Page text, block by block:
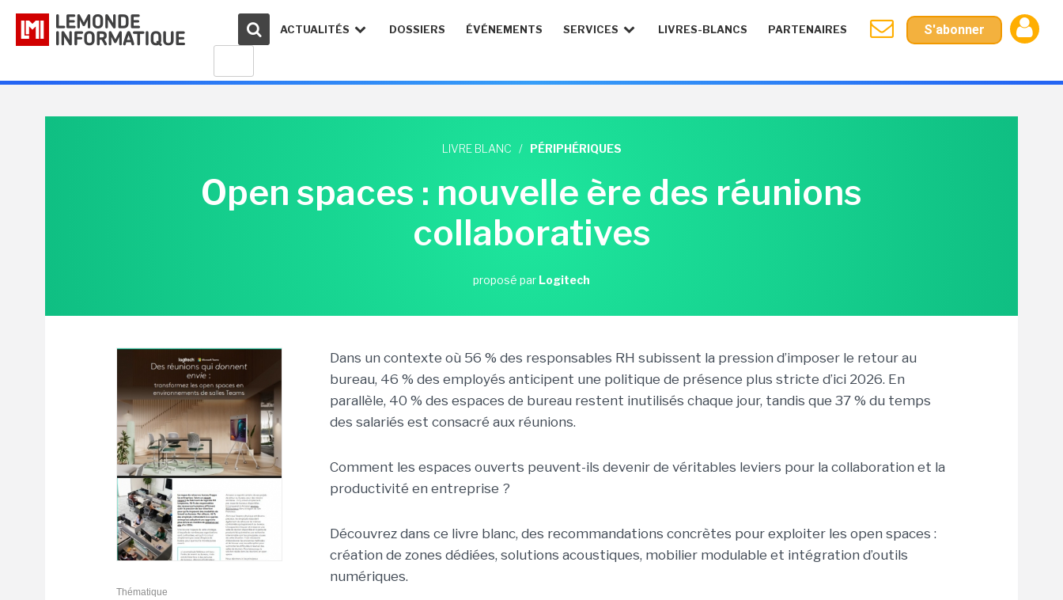
ACTUALITÉS DOSSIERS ÉVÉNEMENTS SERVICES LIVRES-BLANCS PARTENAIRES S'abonner
LIVRE BLANC / PÉRIPHÉRIQUES
Open spaces : nouvelle ère des réunions
collaboratives
proposé par Logitech
Thématique
Dans un contexte où 56 % des responsables RH subissent la pression d’imposer le retour au
bureau, 46 % des employés anticipent une politique de présence plus stricte d’ici 2026. En
parallèle, 40 % des espaces de bureau restent inutilisés chaque jour, tandis que 37 % du temps
des salariés est consacré aux réunions.
Comment les espaces ouverts peuvent-ils devenir de véritables leviers pour la collaboration et la
productivité en entreprise ?
Découvrez dans ce livre blanc, des recommandations concrètes pour exploiter les open spaces :
création de zones dédiées, solutions acoustiques, mobilier modulable et intégration d’outils
numériques.